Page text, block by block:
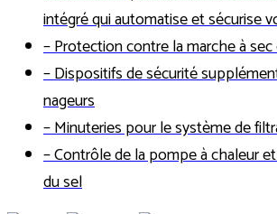
intégré qui automatise et sécurise
– Protection contre la marche à
– Dispositifs de sécurité
nageurs
– Minuteries pour le système de
– Contrôle de la pompe à chaleur
du sel